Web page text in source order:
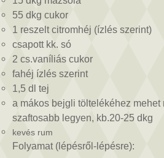
55 dkg cukor
1 reszelt citromhéj (ízlés szerint)
csapott kk. só
2 cs.vaníliás cukor
fahéj ízlés szerint
1,5 dl tej
a mákos bejgli töltelékéhez mehet
szaftosabb legyen, kb.20-25 dkg
kevés rum
Folyamat (lépésről-lépésre):